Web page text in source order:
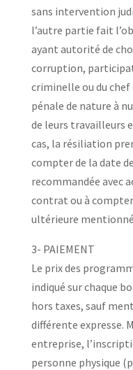
sans intervention
l’autre partie fait
ayant autorité de
corruption,
criminelle ou du
pénale de nature à
de leurs travailleurs
cas, la résiliation
compter de la date
recommandée avec
contrat ou à
ultérieure
3- PAIEMENT
Le prix des
indiqué sur chaque
hors taxes, sauf
différente expresse.
entreprise,
personne physique